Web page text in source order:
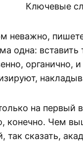
Ключевые
неважно,
одна:
органично,
на первый
конечно. Чем
так сказать,